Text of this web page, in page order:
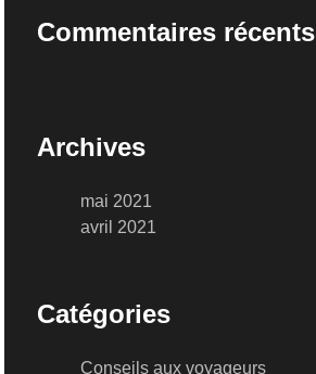
Commentaires récents
Archives
mai 2021
avril 2021
Catégories
Conseils aux voyageurs